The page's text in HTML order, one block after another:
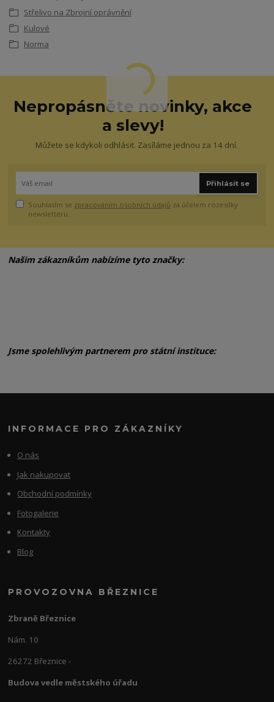
Střelivo na Zbrojní oprávnění
Kulové
Norma
Nepropásněte novinky, akce
a slevy!
Můžete se kdykoli odhlásit. Zasíláme jednou za 14 dní.
Přihlásit se
Souhlasím se zpracováním osobních údajů za účelem rozesílky
newsletteru.
Našim zákazníkům nabízíme tyto značky:
Jsme spolehlivým partnerem pro státní instituce:
INFORMACE PRO ZÁKAZNÍKY
O nás
Jak nakupovat
Obchodní podmínky
Fotogalerie
Kontakty
Blog
PROVOZOVNA BŘEZNICE
Zbraně Březnice
Nám. 10
26272 Březnice -
Budova vedle městského úřadu